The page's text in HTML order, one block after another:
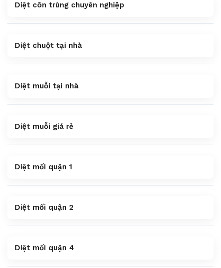
Diệt côn trùng chuyên nghiệp
Diệt chuột tại nhà
Diệt muỗi tại nhà
Diệt muỗi giá rẻ
Diệt mối quận 1
Diệt mối quận 2
Diệt mối quận 4